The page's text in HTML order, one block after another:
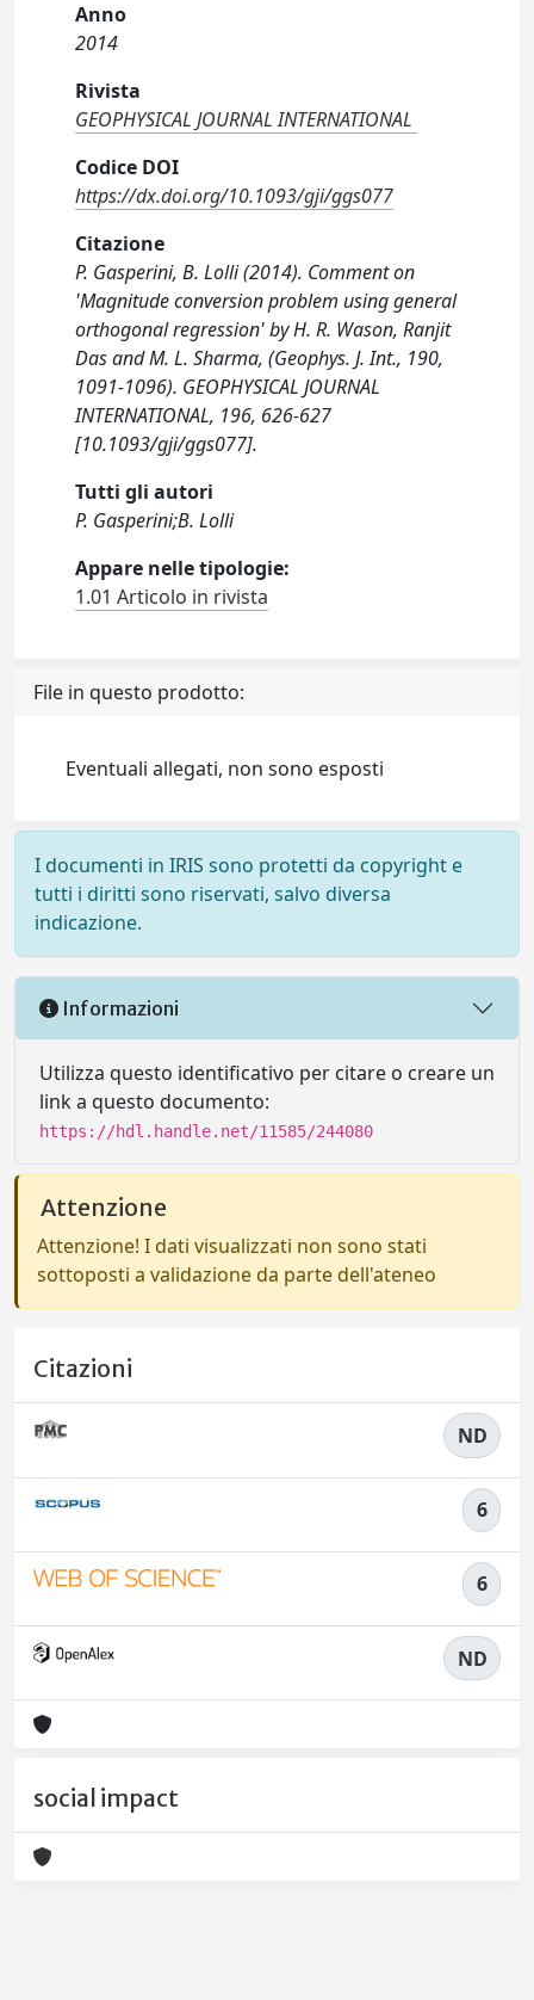
Anno
2014
Rivista
GEOPHYSICAL JOURNAL INTERNATIONAL
Codice DOI
https://dx.doi.org/10.1093/gji/ggs077
Citazione
P. Gasperini, B. Lolli (2014). Comment on
'Magnitude conversion problem using general
orthogonal regression' by H. R. Wason, Ranjit
Das and M. L. Sharma, (Geophys. J. Int., 190,
1091-1096). GEOPHYSICAL JOURNAL
INTERNATIONAL, 196, 626-627
[10.1093/gji/ggs077].
Tutti gli autori
P. Gasperini;B. Lolli
Appare nelle tipologie:
1.01 Articolo in rivista
File in questo prodotto:
Eventuali allegati, non sono esposti
I documenti in IRIS sono protetti da copyright e
tutti i diritti sono riservati, salvo diversa
indicazione.
Informazioni
Utilizza questo identificativo per citare o creare un
link a questo documento:
https://hdl.handle.net/11585/244080
Attenzione
Attenzione! I dati visualizzati non sono stati
sottoposti a validazione da parte dell'ateneo
Citazioni
ND
6
6
ND
social impact